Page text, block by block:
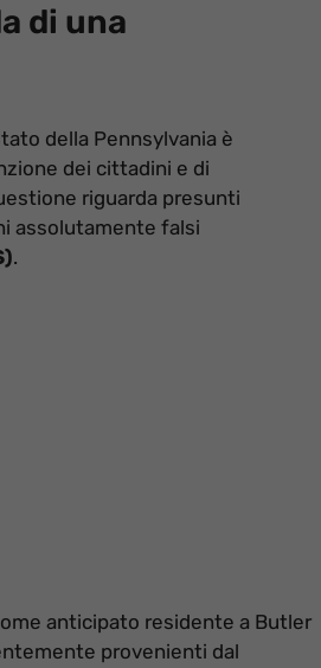
di una
della Pennsylvania è
dei cittadini e di
riguarda presunti
assolutamente falsi
.
anticipato residente a Butler
provenienti dal